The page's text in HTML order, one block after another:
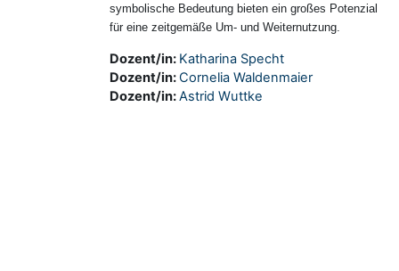
symbolische Bedeutung bieten ein großes Potenzial
für eine zeitgemäße Um- und Weiternutzung.
Dozent/in: Katharina Specht
Dozent/in:Cornelia Waldenmaier
Dozent/in:Astrid Wuttke